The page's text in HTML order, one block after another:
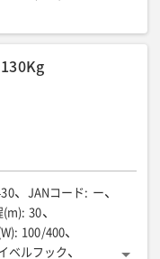
JANコード : ー
(m): 30
: 100/400
ベルフック